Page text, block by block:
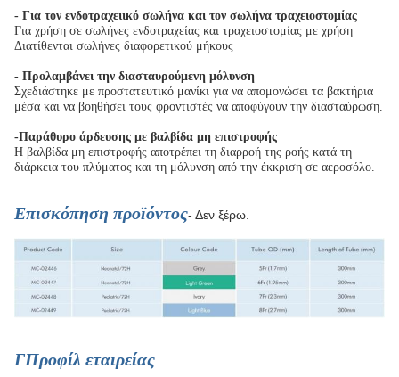
- Για τον ενδοτραχειικό σωλήνα και τον σωλήνα τραχειοστομίας
Για χρήση σε σωλήνες ενδοτραχείας και τραχειοστομίας με χρήση
Διατίθενται σωλήνες διαφορετικού μήκους
- Προλαμβάνει την διασταυρούμενη μόλυνση
Σχεδιάστηκε με προστατευτικό μανίκι για να απομονώσει τα βακτήρια
μέσα και να βοηθήσει τους φροντιστές να αποφύγουν την διασταύρωση.
-Παράθυρο άρδευσης με βαλβίδα μη επιστροφής
Η βαλβίδα μη επιστροφής αποτρέπει τη διαρροή της ροής κατά τη
διάρκεια του πλύματος και τη μόλυνση από την έκκριση σε αεροσόλο.
Επισκόπηση προϊόντος- Δεν ξέρω.
ΓΠροφίλ εταιρείας